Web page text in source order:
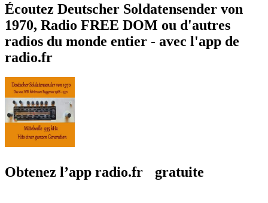
Écoutez Deutscher Soldatensender von
1970, Radio FREE DOM ou d'autres
radios du monde entier - avec l'app de
radio.fr
Obtenez l’app radio.fr gratuite